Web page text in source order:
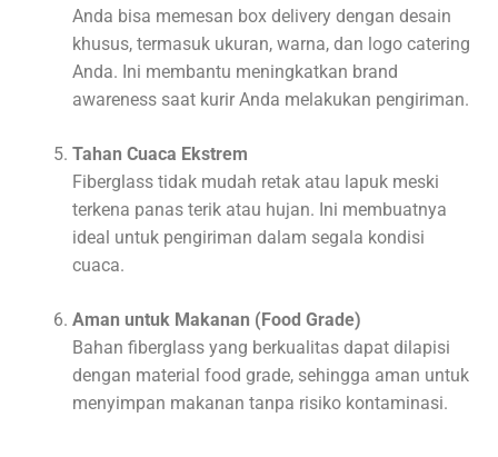
Anda bisa memesan box delivery dengan desain
khusus, termasuk ukuran, warna, dan logo catering
Anda. Ini membantu meningkatkan brand
awareness saat kurir Anda melakukan pengiriman.
Tahan Cuaca Ekstrem
Fiberglass tidak mudah retak atau lapuk meski
terkena panas terik atau hujan. Ini membuatnya
ideal untuk pengiriman dalam segala kondisi
cuaca.
Aman untuk Makanan (Food Grade)
Bahan fiberglass yang berkualitas dapat dilapisi
dengan material food grade, sehingga aman untuk
menyimpan makanan tanpa risiko kontaminasi.